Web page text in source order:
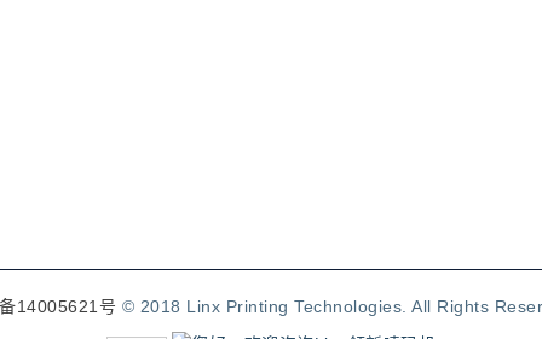
14005621号 © 2018 Linx Printing Technologies. All Rights